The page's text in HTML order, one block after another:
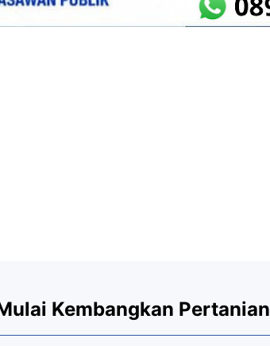
Kembangkan Pertanian